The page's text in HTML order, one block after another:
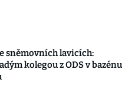
sněmovních lavicích:
kolegou z ODS v bazénu